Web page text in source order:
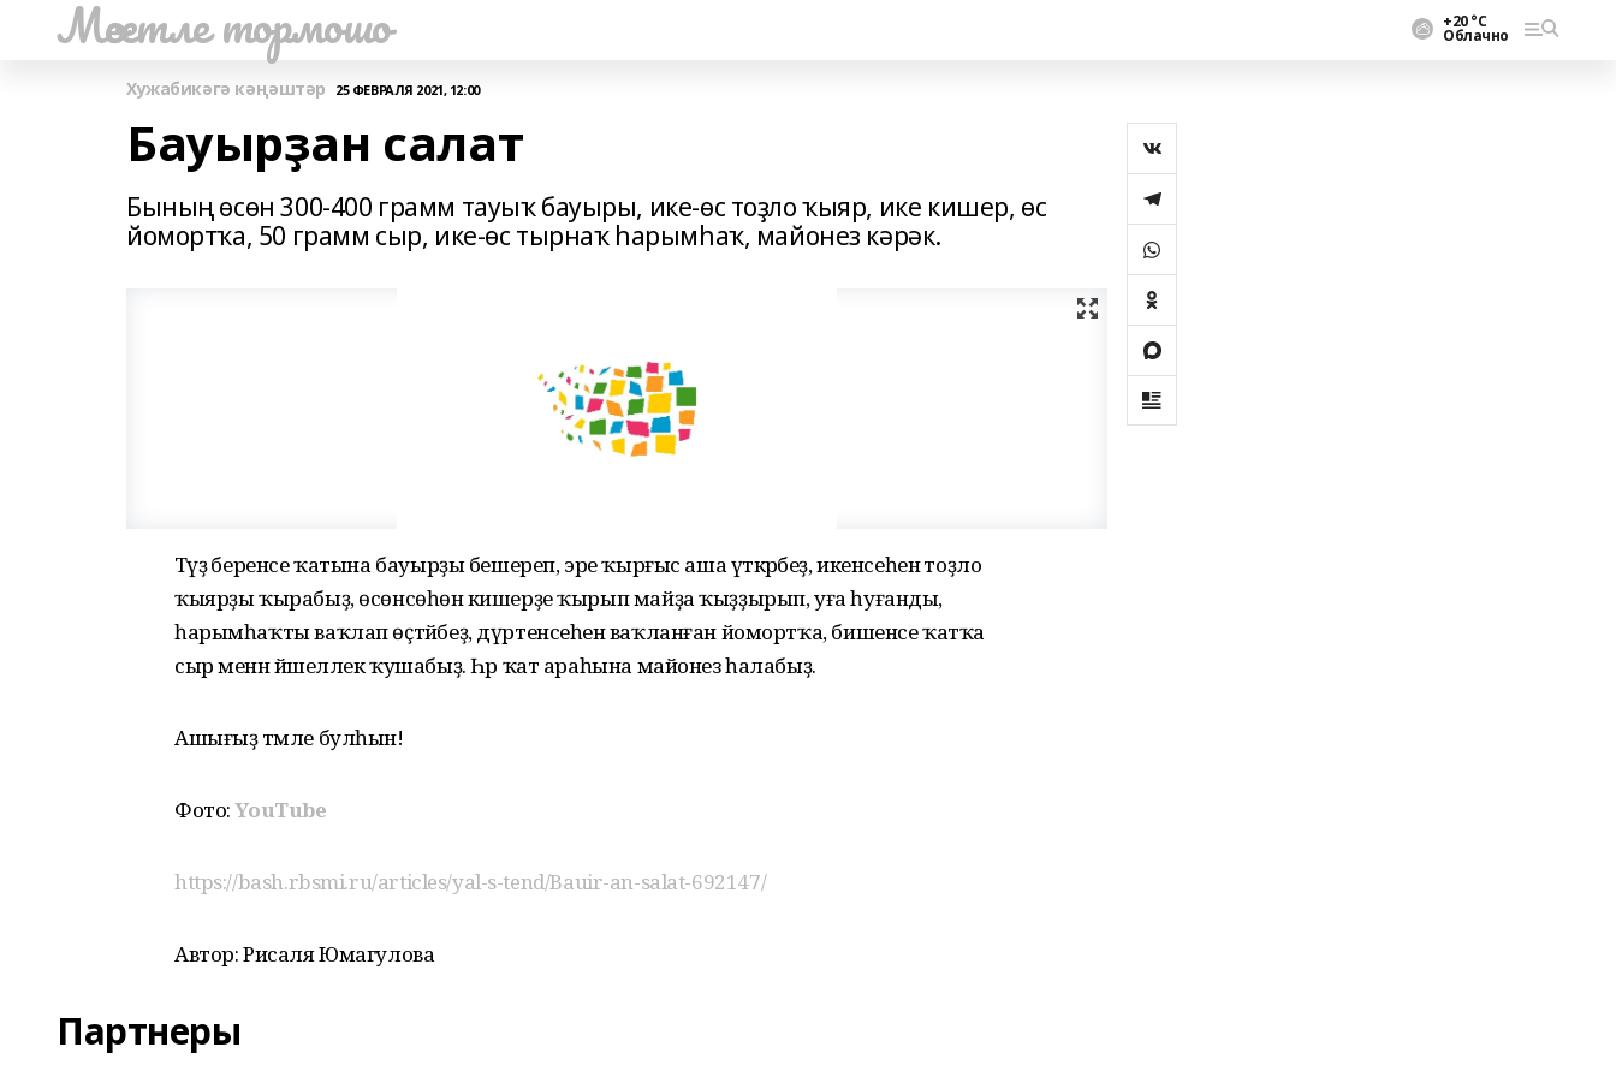
Мәсетле тормошо +20 °С
Облачно
Хужабикәгә кәңәштәр 25 ФЕВРАЛЯ 2021, 12:00
Бауырҙан салат
Бының өсөн 300-400 грамм тауыҡ бауыры, ике-өс тоҙло ҡыяр, ике кишер, өс
йомортҡа, 50 грамм сыр, ике-өс тырнаҡ һарымһаҡ, майонез кәрәк.
Тәүҙә беренсе ҡатына бауырҙы бешереп, эре ҡырғыс аша үткәрәбеҙ, икенсеһенә тоҙло
ҡыярҙы ҡырабыҙ, өсөнсөһөнә кишерҙе ҡырып майҙа ҡыҙҙырып, уға һуғанды,
һарымһаҡты ваҡлап өҫтәйбеҙ, дүртенсеһенә ваҡланған йомортҡа, бишенсе ҡатҡа
сыр менән йәшеллек ҡушабыҙ. Һәр ҡат араһына майонез һалабыҙ.
Ашығыҙ тәмле булһын!
Фото:YouTube
https://bash.rbsmi.ru/articles/yal-s-tend/Bauir-an-salat-692147/
Автор: Рисаля Юмагулова
Партнеры